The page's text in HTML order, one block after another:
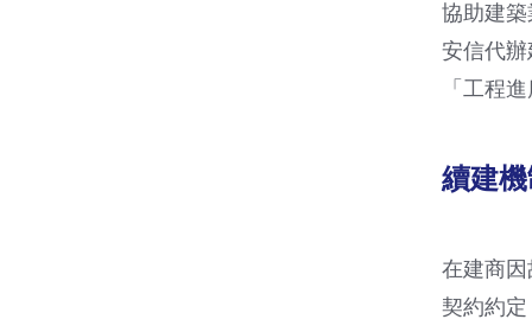
協助建
安信代
「工程
續建
在建商
契約約